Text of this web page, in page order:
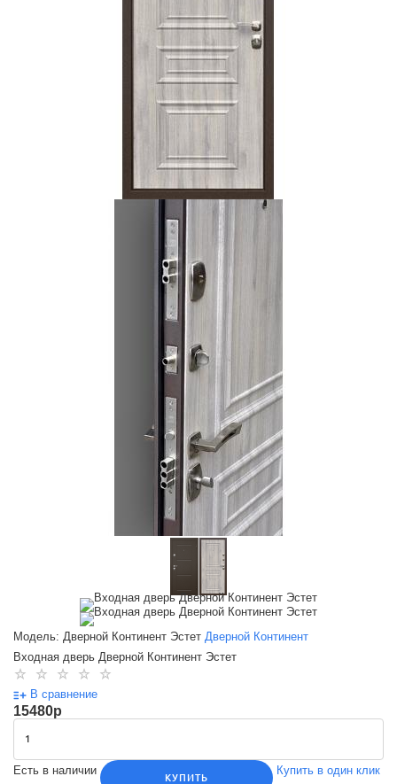
Модель: Дверной Континент Эстет Дверной Континент
Входная дверь Дверной Континент Эстет
В сравнение
15480p
Есть в наличии
КУПИТЬ
Купить в один клик